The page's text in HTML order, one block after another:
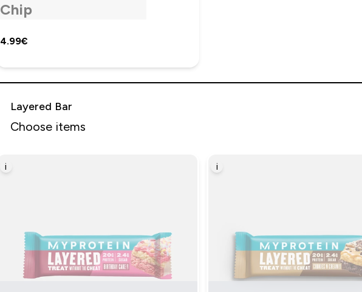
Chip
4.99€‎
Layered Bar
Choose items
i i